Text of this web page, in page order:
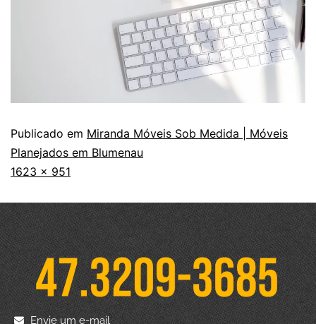
Publicado em Miranda Móveis Sob Medida | Móveis
Planejados em Blumenau
1623 × 951
Envie um e-mail